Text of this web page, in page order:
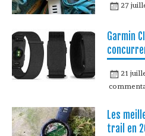
27
Garmin
21
Les
trail en